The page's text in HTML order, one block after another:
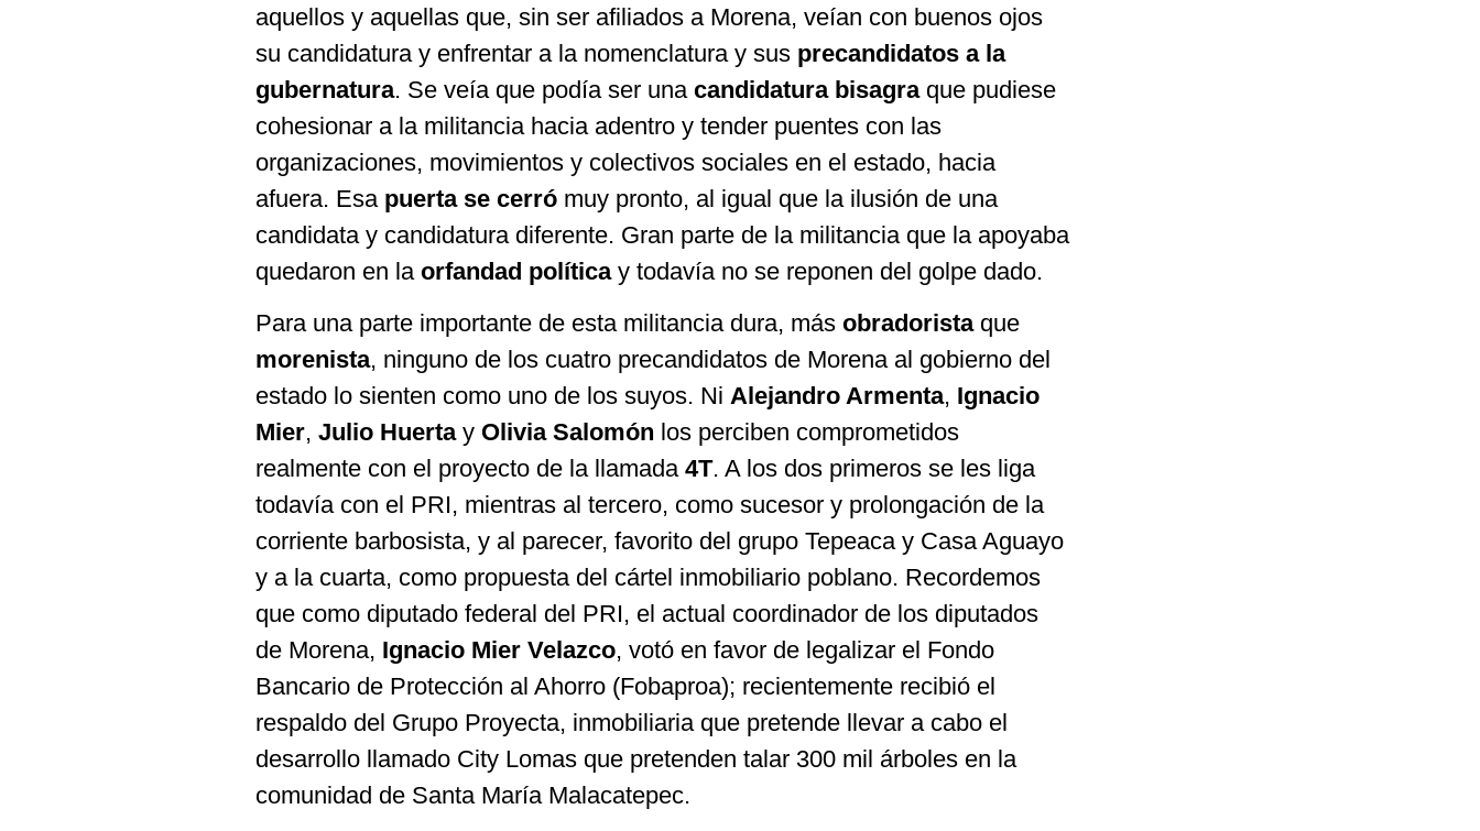
aquellos y aquellas que, sin ser afiliados a Morena, veían con buenos ojos
su candidatura y enfrentar a la nomenclatura y sus precandidatos a la
gubernatura. Se veía que podía ser una candidatura bisagraque pudiese
cohesionar a la militancia hacia adentro y tender puentes con las
organizaciones, movimientos y colectivos sociales en el estado, hacia
afuera. Esa puerta se cerró muy pronto, al igual que la ilusión de una
candidata y candidatura diferente. Gran parte de la militancia que la apoyaba
quedaron en la orfandad políticay todavía no se reponen del golpe dado.
Para una parte importante de esta militancia dura, más obradorista que
morenista, ninguno de los cuatro precandidatos de Morena al gobierno del
estado lo sienten como uno de los suyos. Ni Alejandro Armenta, Ignacio
Mier, Julio Huerta y Olivia Salomón los perciben comprometidos
realmente con el proyecto de la llamada 4T. A los dos primeros se les liga
todavía con el PRI, mientras al tercero, como sucesor y prolongación de la
corriente barbosista, y al parecer, favorito del grupo Tepeaca y Casa Aguayo
y a la cuarta, como propuesta del cártel inmobiliario poblano. Recordemos
que como diputado federal del PRI, el actual coordinador de los diputados
de Morena, Ignacio Mier Velazco, votó en favor de legalizar el Fondo
Bancario de Protección al Ahorro (Fobaproa); recientemente recibió el
respaldo del Grupo Proyecta, inmobiliaria que pretende llevar a cabo el
desarrollo llamado City Lomas que pretenden talar 300 mil árboles en la
comunidad de Santa María Malacatepec.